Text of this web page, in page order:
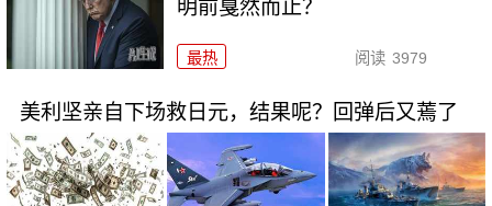
明前戛然而止？
最热 阅读 3979
美利坚亲自下场救日元，结果呢？回弹后又蔫了